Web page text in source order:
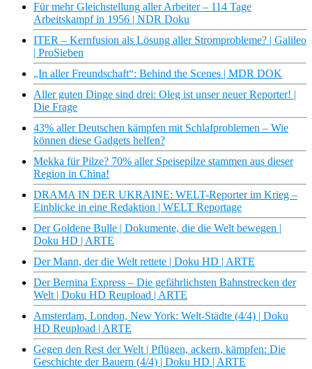
Für mehr Gleichstellung aller Arbeiter – 114 Tage
Arbeitskampf in 1956 | NDR Doku
ITER – Kernfusion als Lösung aller Stromprobleme? | Galileo
| ProSieben
„In aller Freundschaft“: Behind the Scenes | MDR DOK
Aller guten Dinge sind drei: Oleg ist unser neuer Reporter! |
Die Frage
43% aller Deutschen kämpfen mit Schlafproblemen – Wie
können diese Gadgets helfen?
Mekka für Pilze? 70% aller Speisepilze stammen aus dieser
Region in China!
DRAMA IN DER UKRAINE: WELT-Reporter im Krieg –
Einblicke in eine Redaktion | WELT Reportage
Der Goldene Bulle | Dokumente, die die Welt bewegen |
Doku HD | ARTE
Der Mann, der die Welt rettete | Doku HD | ARTE
Der Bernina Express – Die gefährlichsten Bahnstrecken der
Welt | Doku HD Reupload | ARTE
Amsterdam, London, New York: Welt-Städte (4/4) | Doku
HD Reupload | ARTE
Gegen den Rest der Welt | Pflügen, ackern, kämpfen: Die
Geschichte der Bauern (4/4) | Doku HD | ARTE